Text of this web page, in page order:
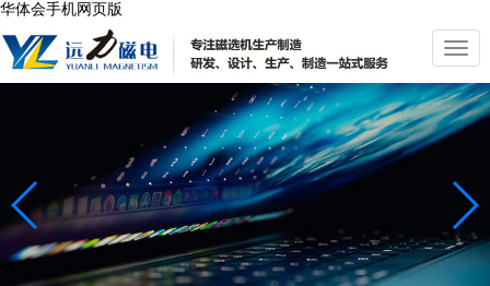
华体会手机网页版
切
换
导
航